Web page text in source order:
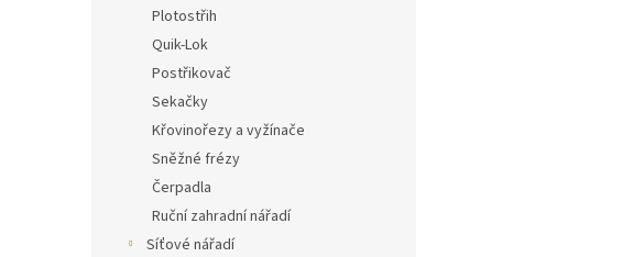
Plotostřih
Quik-Lok
Postřikovač
Sekačky
Křovinořezy a vyžínače
Sněžné frézy
Čerpadla
Ruční zahradní nářadí
Síťové nářadí